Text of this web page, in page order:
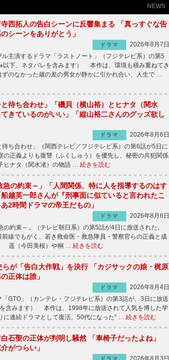
NEWS
寺西拓人の告白シーンに反響集まる 「真っすぐな告
シーンをありがとう」
ドラマ
2026年8月7日
主演するドラマ「ラストノート」（フジテレビ系）の第5
以下、ネタバレを含みます） 本作は、環境も積み重ねてき
のなかった歳の差の男女が静かに引かれ合い、人生で …
と待ち合わせ」「磯貝（横山裕）とヒナタ（関水
きているのがいい」「縦山裕二さんのグッズ欲し
ドラマ
2026年8月6日
ち合わせ」（関西テレビ／フジテレビ系）の第6話が5日に
正義よりも復讐（ふくしゅう）を優先し、秘密の共犯関係
ヒナタ（関水渚）の物語 … 続きを読む
急の約束～」「人間関係、特に人を指導するのはす
越英一郎さんが『刑事面に似ていると言われたこ
2時間ドラマの帝王だもの」
ドラマ
2026年8月6日
約束～」（テレビ朝日系）の第5話が4日に放送された。
線でもがく、若き救命医・救急隊員・警察官らの正義と成
遥（今田美桜）や桐 … 続きを読む
らが「告白大作戦」を決行 「カジサックの娘・梶原
正体は誰」
ドラマ
2026年8月4日
GTO」（カンテレ・フジテレビ系）の第3話が、3日に放送
含みます） 本作は、1998年に放送されて人気を博した学
に連続ドラマとして復活。50代になった“ … 続きを読む
白石聖の正体が判明し騒然 「車椅子だったよね」
がつらい」
ドラマ 2026年8月3日